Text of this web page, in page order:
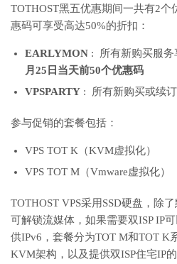
TOTHOST黑五优惠期间一共有2个
惠码可享受高达50%的折扣：
EARLYMON : 所有新购买服务
月25日当天前50个优惠码
VPSPARTY : 所有新购买或续
参与促销的套餐包括：
VPS TOT K（KVM虚拟化）
VPS TOT M（Vmware虚拟化）
TOTHOST VPS采用SSD硬盘，除
可解锁流媒体，如果需要双ISP IP
供IPv6，套餐分为TOT M和TOT K
KVM架构，以及提供双ISP住宅IP